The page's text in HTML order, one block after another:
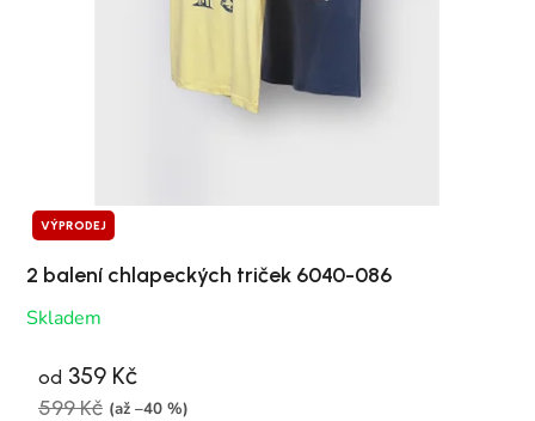
VÝPRODEJ
2 balení chlapeckých triček 6040-086
Skladem
od 359 Kč
599 Kč (až –40 %)